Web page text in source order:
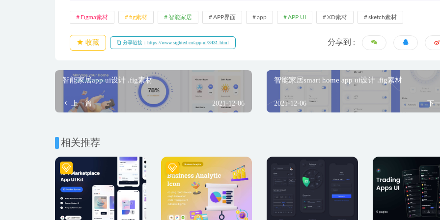
Figma素材 fig素材 智能家居 APP界面 app APP UI XD素材 sketch素材
收藏 分享链接：https://www.sighted.cn/app-ui/3431.html 分享到 :
智能家居app ui设计 .fig素材
上一篇 2021-12-06
智能家居smart home app ui设计 .fig素材
2021-12-06 下
相关推荐